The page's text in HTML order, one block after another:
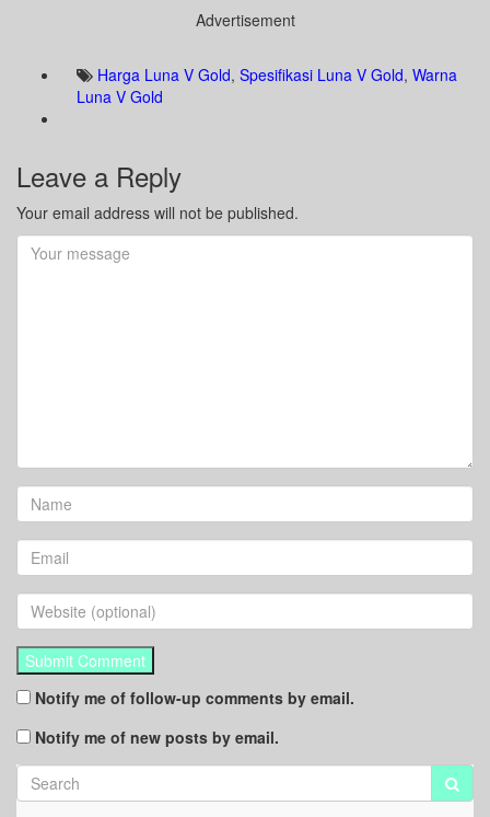
Advertisement
Harga Luna V Gold, Spesifikasi Luna V Gold, Warna
Luna V Gold
Leave a Reply
Your email address will not be published.
Notify me of follow-up comments by email.
Notify me of new posts by email.